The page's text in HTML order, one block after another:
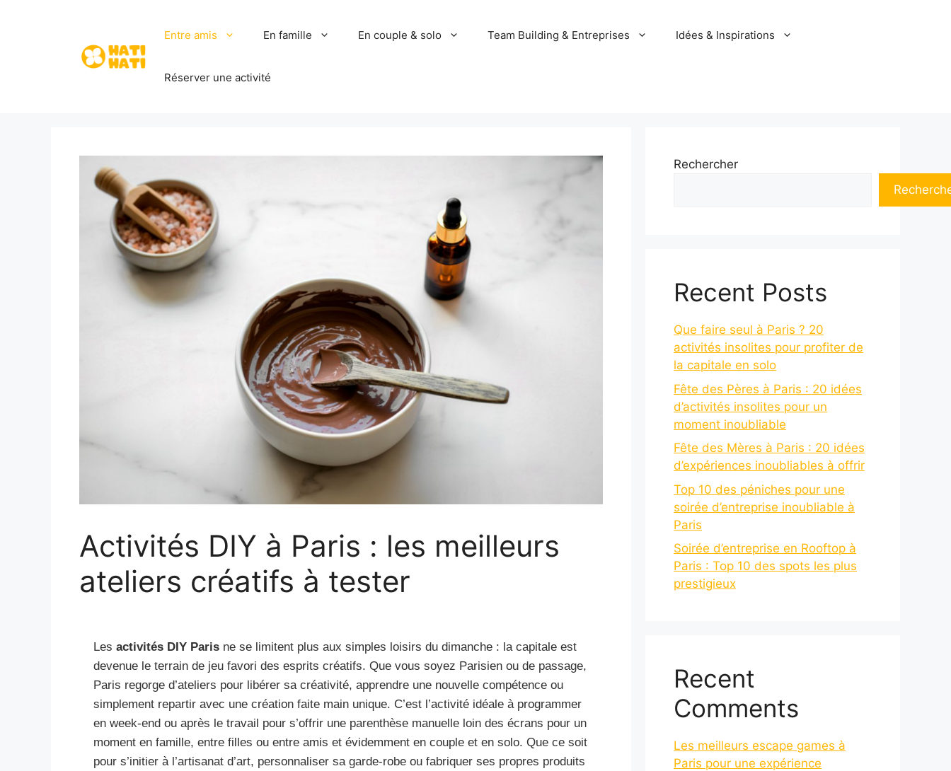
Entre amis En famille En couple & solo Team Building & Entreprises Idées & Inspirations
Réserver une activité
Activités DIY à Paris : les meilleurs
ateliers créatifs à tester
Les activités DIY Paris ne se limitent plus aux simples loisirs du dimanche : la capitale est
devenue le terrain de jeu favori des esprits créatifs. Que vous soyez Parisien ou de passage,
Paris regorge d’ateliers pour libérer sa créativité, apprendre une nouvelle compétence ou
simplement repartir avec une création faite main unique. C’est l’activité idéale à programmer
en week-end ou après le travail pour s’offrir une parenthèse manuelle loin des écrans pour un
moment en famille, entre filles ou entre amis et évidemment en couple et en solo. Que ce soit
pour s’initier à l’artisanat d’art, personnaliser sa garde-robe ou fabriquer ses propres produits
Rechercher
Recent Posts
Que faire seul à Paris ? 20
activités insolites pour profiter de
la capitale en solo
Fête des Pères à Paris : 20 idées
d’activités insolites pour un
moment inoubliable
Fête des Mères à Paris : 20 idées
d’expériences inoubliables à offrir
Top 10 des péniches pour une
soirée d’entreprise inoubliable à
Paris
Soirée d’entreprise en Rooftop à
Paris : Top 10 des spots les plus
prestigieux
Recent
Comments
Les meilleurs escape games à
Paris pour une expérience